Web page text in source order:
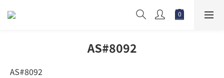
AS#8092
AS#8092